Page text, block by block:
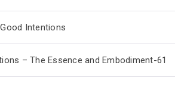
Intentions
– The Essence and Embodiment-61